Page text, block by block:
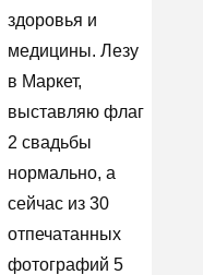
здоровья и
медицины. Лезу
в Маркет,
выставляю флаг
2 свадьбы
нормально, а
сейчас из 30
отпечатанных
фотографий 5